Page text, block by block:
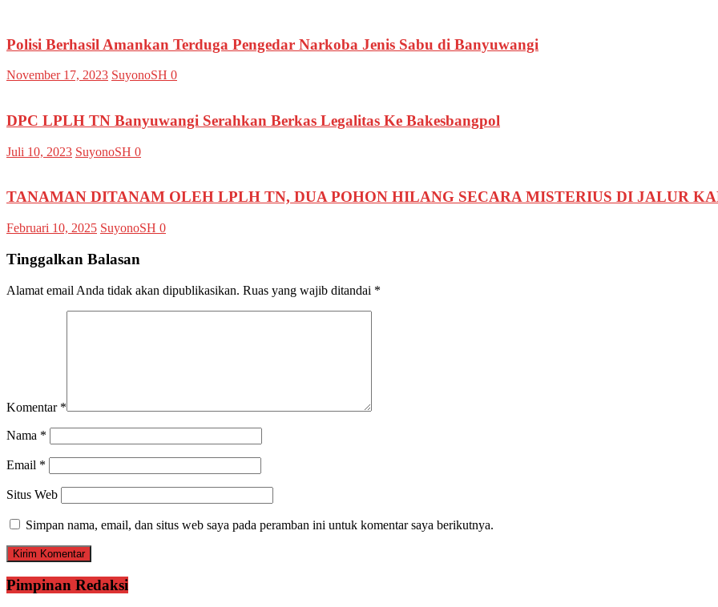
Polisi Berhasil Amankan Terduga Pengedar Narkoba Jenis Sabu di Banyuwangi
November 17, 2023 SuyonoSH 0
DPC LPLH TN Banyuwangi Serahkan Berkas Legalitas Ke Bakesbangpol
Juli 10, 2023 SuyonoSH 0
TANAMAN DITANAM OLEH LPLH TN, DUA POHON HILANG SECARA MISTERIUS DI JALUR
Februari 10, 2025 SuyonoSH 0
Tinggalkan Balasan
Alamat email Anda tidak akan dipublikasikan. Ruas yang wajib ditandai *
Komentar *
Nama *
Email *
Situs Web
Simpan nama, email, dan situs web saya pada peramban ini untuk komentar saya berikutnya.
Pimpinan Redaksi